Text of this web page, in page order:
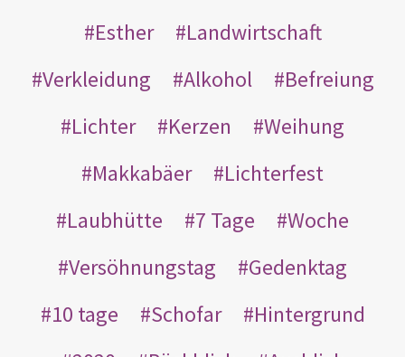
Esther
Landwirtschaft
Verkleidung
Alkohol
Befreiung
Lichter
Kerzen
Weihung
Makkabäer
Lichterfest
Laubhütte
7 Tage
Woche
Versöhnungstag
Gedenktag
10 tage
Schofar
Hintergrund